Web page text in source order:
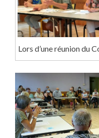
Lors d’une réunion du